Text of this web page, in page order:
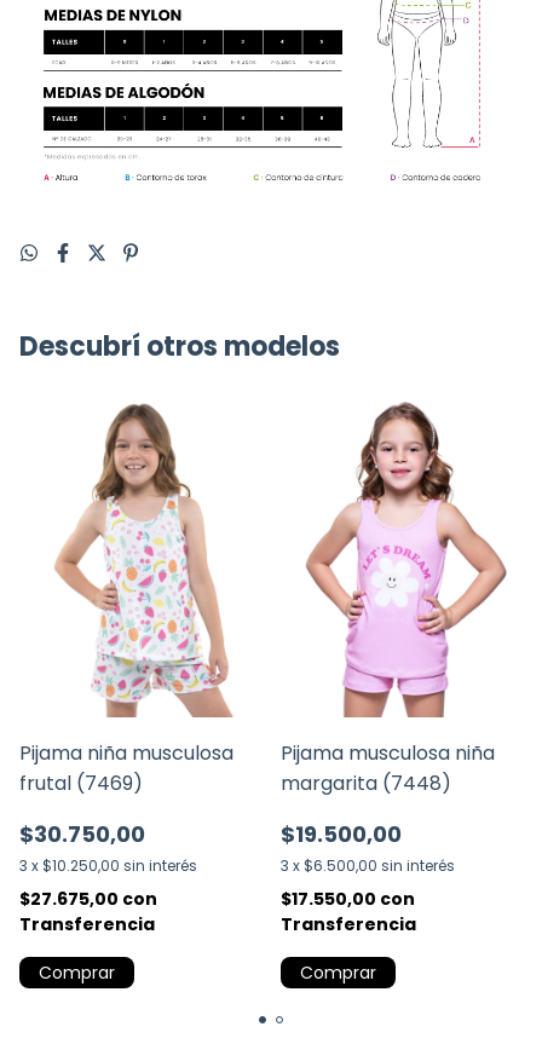
Descubrí otros modelos
Pijama niña musculosa
frutal (7469)
$30.750,00
3 x $10.250,00 sin interés
$27.675,00 con
Transferencia
Comprar
Pijama musculosa niña
margarita (7448)
$19.500,00
3 x $6.500,00 sin interés
$17.550,00 con
Transferencia
Comprar